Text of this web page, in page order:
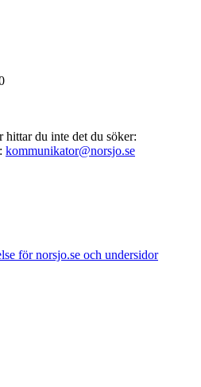
hittar du inte det du söker:
kommunikator@norsjo.se
för norsjo.se och undersidor